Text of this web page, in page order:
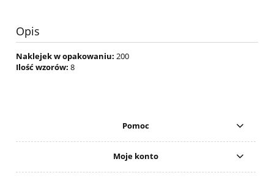
Opis
Naklejek w opakowaniu: 200
Ilość wzorów: 8
Pomoc
Moje konto